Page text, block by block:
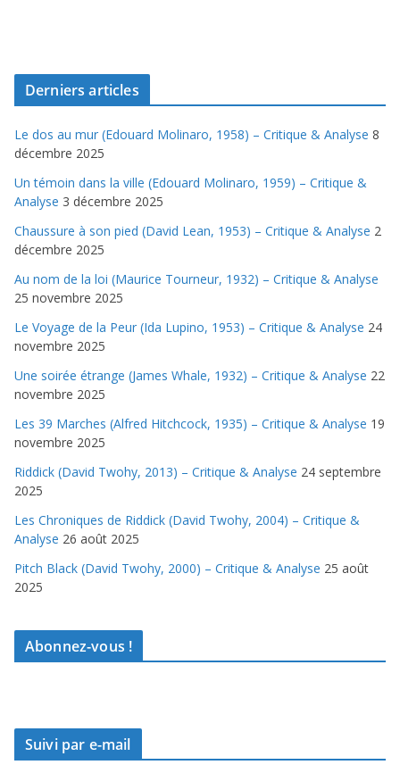
Derniers articles
Le dos au mur (Edouard Molinaro, 1958) – Critique & Analyse 8
décembre 2025
Un témoin dans la ville (Edouard Molinaro, 1959) – Critique &
Analyse 3 décembre 2025
Chaussure à son pied (David Lean, 1953) – Critique & Analyse 2
décembre 2025
Au nom de la loi (Maurice Tourneur, 1932) – Critique & Analyse
25 novembre 2025
Le Voyage de la Peur (Ida Lupino, 1953) – Critique & Analyse 24
novembre 2025
Une soirée étrange (James Whale, 1932) – Critique & Analyse 22
novembre 2025
Les 39 Marches (Alfred Hitchcock, 1935) – Critique & Analyse 19
novembre 2025
Riddick (David Twohy, 2013) – Critique & Analyse 24 septembre
2025
Les Chroniques de Riddick (David Twohy, 2004) – Critique &
Analyse 26 août 2025
Pitch Black (David Twohy, 2000) – Critique & Analyse 25 août
2025
Abonnez-vous !
Suivi par e-mail